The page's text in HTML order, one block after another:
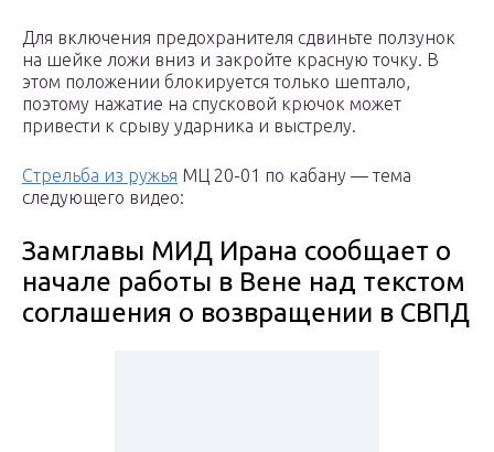
Для включения предохранителя сдвиньте ползунок
на шейке ложи вниз и закройте красную точку. В
этом положении блокируется только шептало,
поэтому нажатие на спусковой крючок может
привести к срыву ударника и выстрелу.
Стрельба из ружья МЦ 20-01 по кабану — тема
следующего видео:
Замглавы МИД Ирана сообщает о
начале работы в Вене над текстом
соглашения о возвращении в СВПД